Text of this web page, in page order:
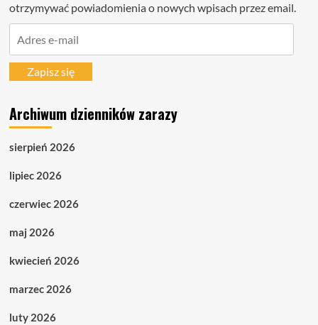
otrzymywać powiadomienia o nowych wpisach przez email.
mailZapisz się
Archiwum dzienników zarazy
sierpień 2026
lipiec 2026
czerwiec 2026
maj 2026
kwiecień 2026
marzec 2026
luty 2026